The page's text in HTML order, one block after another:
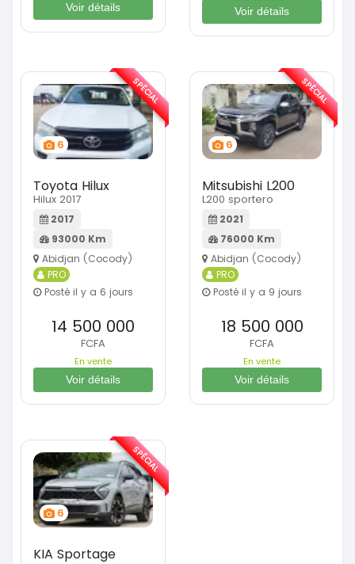
Voir détails
Voir détails
6
Toyota Hilux
Hilux 2017
2017
93000 Km
Abidjan (Cocody)
PRO
Posté il y a 6 jours
14 500 000
FCFA
En vente
Voir détails
SPÉCIAL
6
Mitsubishi L200
L200 sportero
2021
76000 Km
Abidjan (Cocody)
PRO
Posté il y a 9 jours
18 500 000
FCFA
En vente
Voir détails
SPÉCIAL
6
KIA Sportage
SPÉCIAL